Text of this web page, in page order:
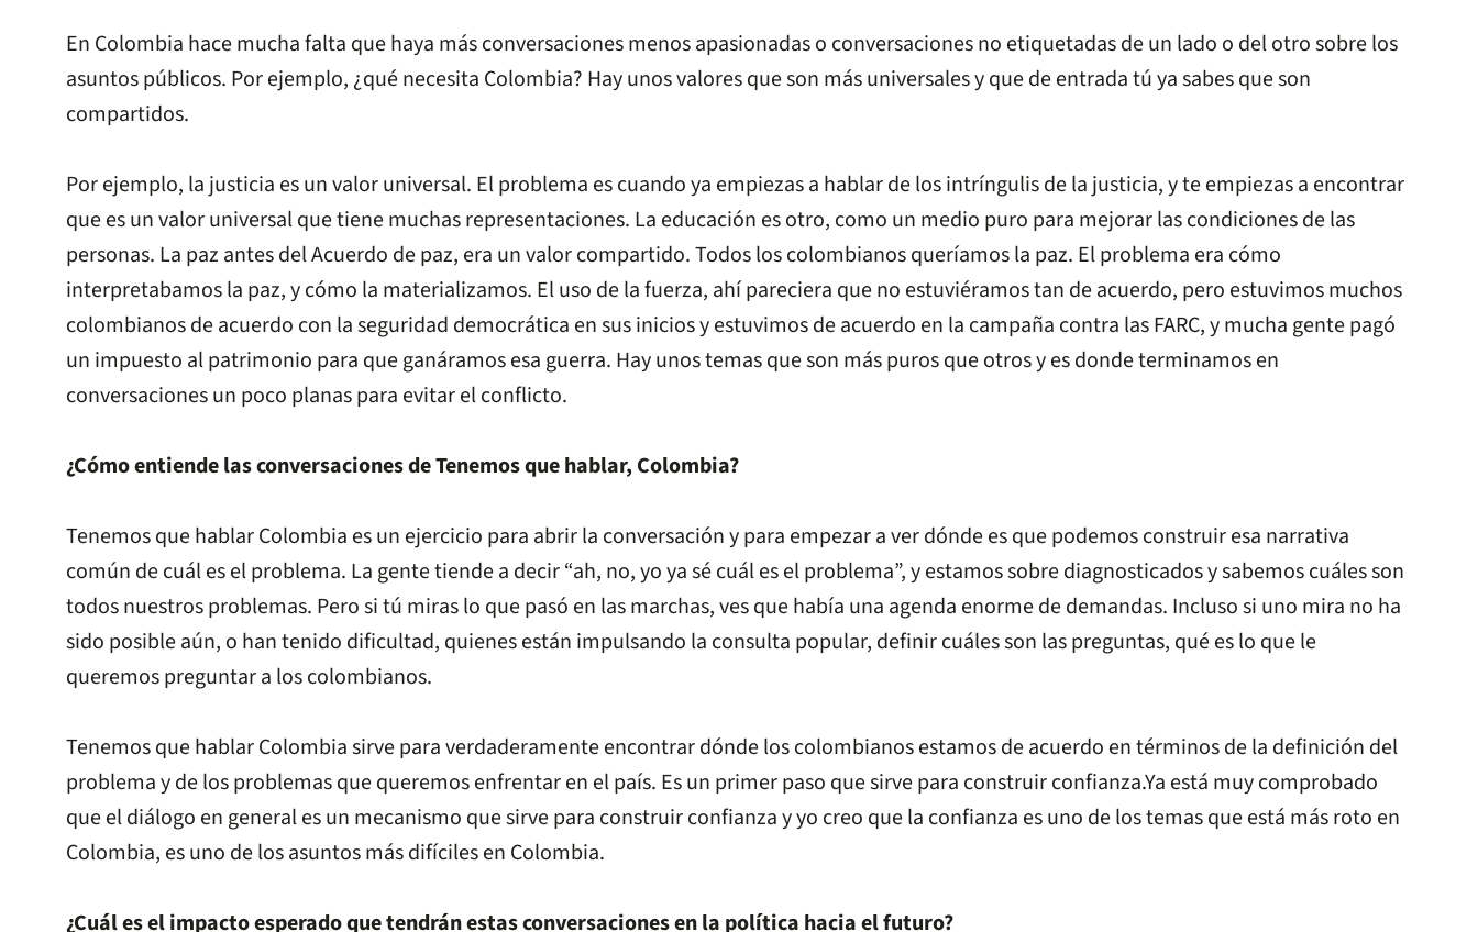
En Colombia hace mucha falta que haya más conversaciones menos apasionadas o conversaciones no etiquetadas de un lado o del otro sobre los
asuntos públicos. Por ejemplo, ¿qué necesita Colombia? Hay unos valores que son más universales y que de entrada tú ya sabes que son
compartidos.
Por ejemplo, la justicia es un valor universal. El problema es cuando ya empiezas a hablar de los intríngulis de la justicia, y te empiezas a encontrar
que es un valor universal que tiene muchas representaciones. La educación es otro, como un medio puro para mejorar las condiciones de las
personas. La paz antes del Acuerdo de paz, era un valor compartido. Todos los colombianos queríamos la paz. El problema era cómo
interpretabamos la paz, y cómo la materializamos. El uso de la fuerza, ahí pareciera que no estuviéramos tan de acuerdo, pero estuvimos muchos
colombianos de acuerdo con la seguridad democrática en sus inicios y estuvimos de acuerdo en la campaña contra las FARC, y mucha gente pagó
un impuesto al patrimonio para que ganáramos esa guerra. Hay unos temas que son más puros que otros y es donde terminamos en
conversaciones un poco planas para evitar el conflicto.
¿Cómo entiende las conversaciones de Tenemos que hablar, Colombia?
Tenemos que hablar Colombia es un ejercicio para abrir la conversación y para empezar a ver dónde es que podemos construir esa narrativa
común de cuál es el problema. La gente tiende a decir “ah, no, yo ya sé cuál es el problema”, y estamos sobre diagnosticados y sabemos cuáles son
todos nuestros problemas. Pero si tú miras lo que pasó en las marchas, ves que había una agenda enorme de demandas. Incluso si uno mira no ha
sido posible aún, o han tenido dificultad, quienes están impulsando la consulta popular, definir cuáles son las preguntas, qué es lo que le
queremos preguntar a los colombianos.
Tenemos que hablar Colombia sirve para verdaderamente encontrar dónde los colombianos estamos de acuerdo en términos de la definición del
problema y de los problemas que queremos enfrentar en el país. Es un primer paso que sirve para construir confianza.Ya está muy comprobado
que el diálogo en general es un mecanismo que sirve para construir confianza y yo creo que la confianza es uno de los temas que está más roto en
Colombia, es uno de los asuntos más difíciles en Colombia.
¿Cuál es el impacto esperado que tendrán estas conversaciones en la política hacia el futuro?